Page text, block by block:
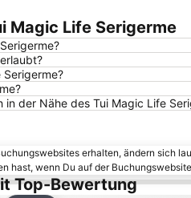
Magic Life Serigerme
der Nähe des Tui Magic Life
erhalten, ändern sich
hast, wenn Du auf der
Top-Bewertung